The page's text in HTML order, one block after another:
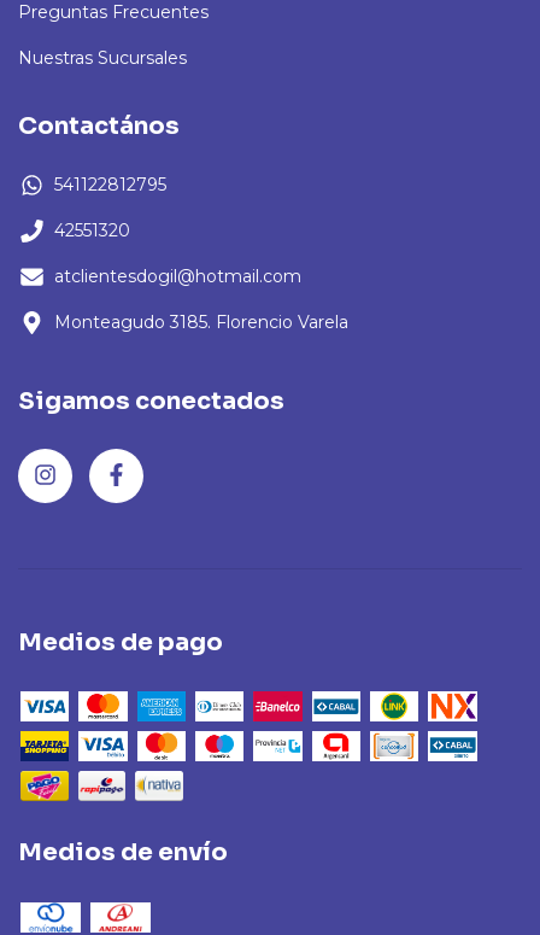
Preguntas Frecuentes
Nuestras Sucursales
Contactános
541122812795
42551320
atclientesdogil@hotmail.com
Monteagudo 3185. Florencio Varela
Sigamos conectados
Medios de pago
Medios de envío